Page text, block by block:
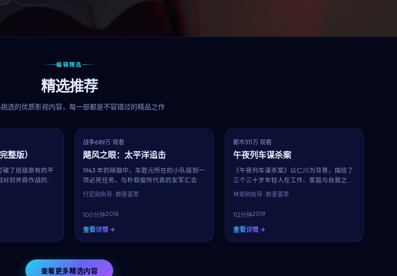
编辑精选
精选推荐
选的优质影视内容，每一部都是不容错过的精品之作
整版）
破了班级原有的平
到并肩作战的过
：友谊、暗恋与
件事。柳承完用
获奖
战争689万 观看
飓风之眼：太平洋追击
1943 年的硝烟中，车胜元所在的小队接到一
项必死任务。与朴叙俊所代表的友军汇合
后，他们要在 52 小时内完成不可能。行定
勋以克制的笔触，呈现了战争中最微小却最
行定勋执导 · 群星荟萃
100分钟2016
查看详情 →
趋势
都市311万 观看
午夜列车谋杀案
《午夜列车谋杀案》以仁川为背景，描绘了
三个三十岁年轻人在工作、家庭与自我之间
的拉扯。李秉宪与小栗旬的对手戏自然有张
力，导演林常树延续其一贯的细腻笔触，在
群像。
林常树执导 · 群星荟萃
112分钟2019
查看详情 →
查看更多精选内容